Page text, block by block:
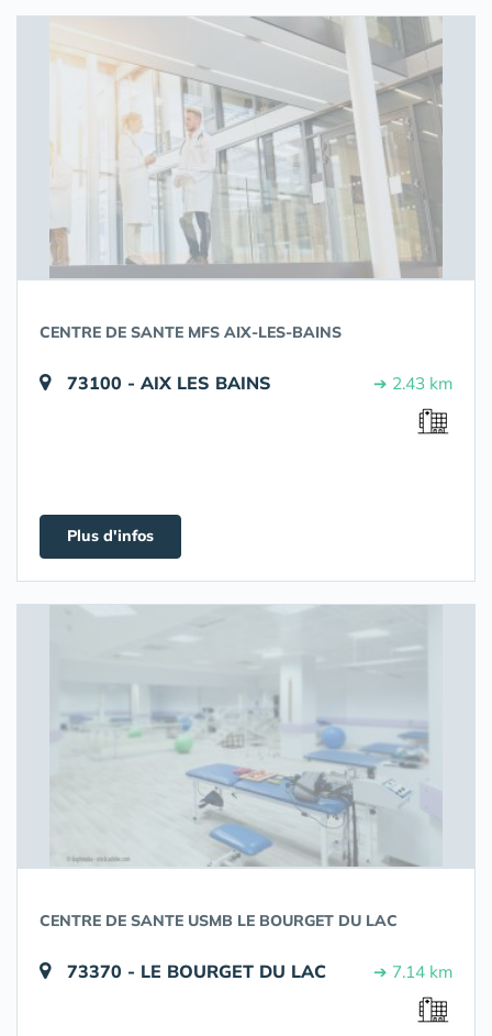
CENTRE DE SANTE MFS AIX-LES-BAINS
73100 - AIX LES BAINS ➔ 2.43 km
Plus d'infos
CENTRE DE SANTE USMB LE BOURGET DU LAC
73370 - LE BOURGET DU LAC ➔ 7.14 km